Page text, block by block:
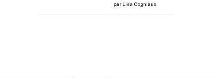
parLisa Cogniaux